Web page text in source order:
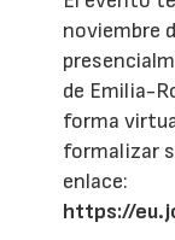
noviembre
de Emilia-
forma
formalizar
enlace:
https://